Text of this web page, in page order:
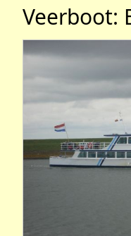
Veerboot: